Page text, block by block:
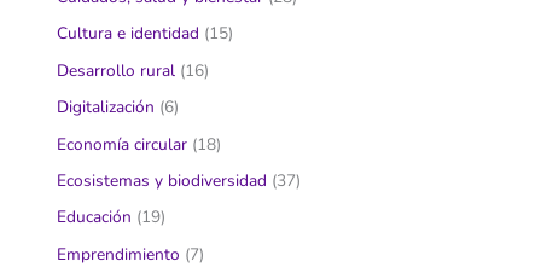
Cultura e identidad (15)
Desarrollo rural (16)
Digitalización (6)
Economía circular (18)
Ecosistemas y biodiversidad (37)
Educación (19)
Emprendimiento (7)